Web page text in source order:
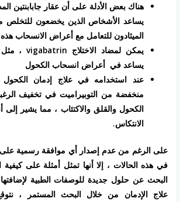
هناك بعض الأدلة على أن عقار جابابنتين
يساعد الأشخاص الذين يخضعون للتخلص
الميثادون للتعامل مع أعراض الانسحاب
يساعد في أعراض انسحاب الكحول
عند استخدامه في علاج إدمان
منخفضة من التوبيراميت في تخفيف
الكحول والقلق والاكتئاب ، مما يشير
الانتكاس.
على الرغم من عدم إصدار أي موافقة رسمية على
في هذه الحالات ، إلا أنها تمثل أمثلة على كيفية
البحث عن حلول جديدة للوصفات الطبية
علاج الإدمان من خلال البحث المستمر ،